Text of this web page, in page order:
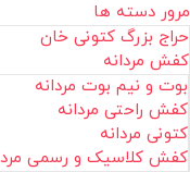
مرور دسته ها
حراج بزرگ کتونی خان
کفش مردانه
بوت و نیم بوت مردانه
کفش راحتی مردانه
کتونی مردانه
کفش کلاسیک و رسمی